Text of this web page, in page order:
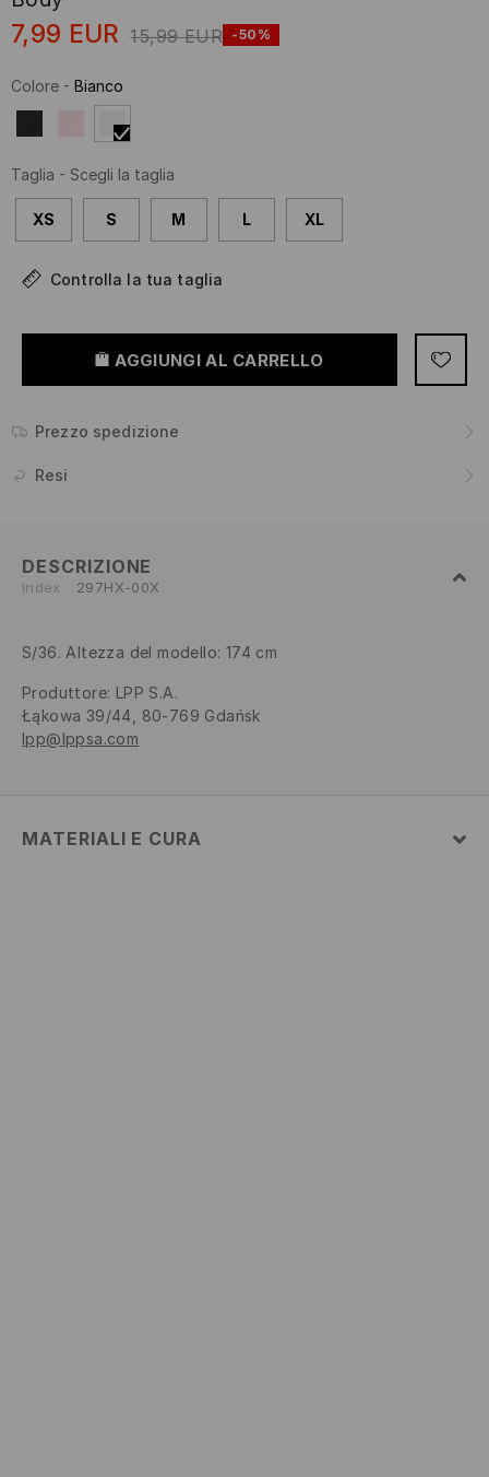
7,99 EUR 15,99 EUR -50%
Colore - Bianco
Taglia - Scegli la taglia
XS S M L XL
Controlla la tua taglia
AGGIUNGI AL CARRELLO
Prezzo spedizione
Resi
DESCRIZIONE
Index 297HX-00X
S/36. Altezza del modello: 174 cm
Produttore: LPP S.A.
Łąkowa 39/44, 80-769 Gdańsk
lpp@lppsa.com
MATERIALI E CURA